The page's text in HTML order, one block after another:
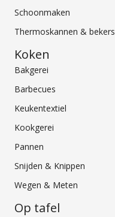
Schoonmaken
Thermoskannen & bekers
Koken
Bakgerei
Barbecues
Keukentextiel
Kookgerei
Pannen
Snijden & Knippen
Wegen & Meten
Op tafel